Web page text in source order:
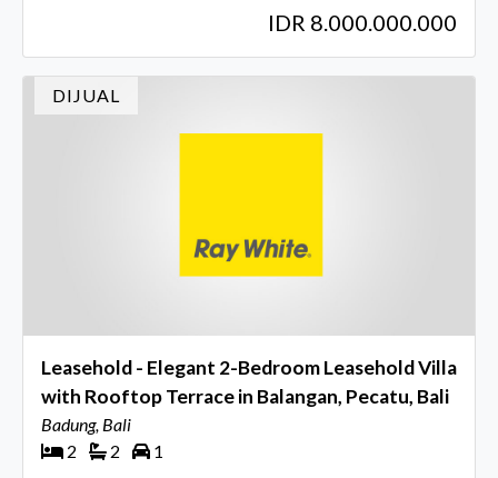
IDR 8.000.000.000
DIJUAL
Leasehold - Elegant 2-Bedroom Leasehold Villa
with Rooftop Terrace in Balangan, Pecatu, Bali
Badung, Bali
2
2 1